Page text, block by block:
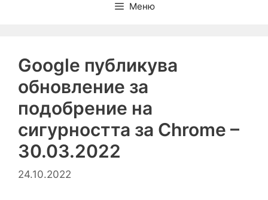
Меню
Google публикува
обновление за
подобрение на
сигурността за Chrome –
30.03.2022
24.10.2022